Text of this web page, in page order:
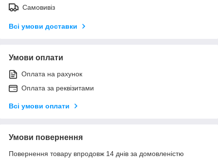
Самовивіз
Всі умови доставки
Умови оплати
Оплата на рахунок
Оплата за реквізитами
Всі умови оплати
Умови повернення
Повернення товару впродовж 14 днів за домовленістю